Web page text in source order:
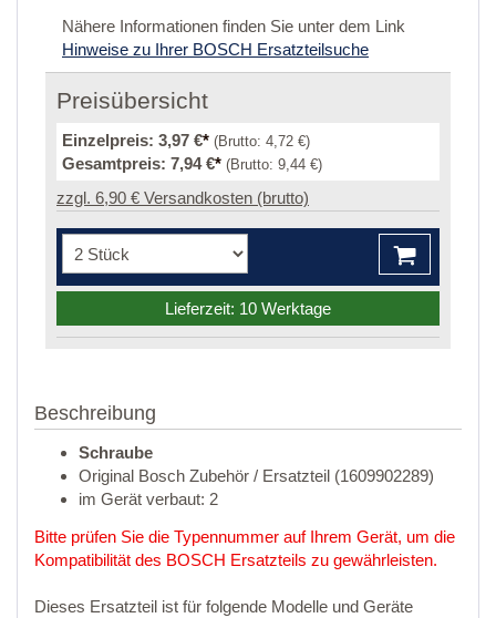
Nähere Informationen finden Sie unter dem Link
Hinweise zu Ihrer BOSCH Ersatzteilsuche
Preisübersicht
Einzelpreis: 3,97 €* (Brutto: 4,72 €)
Gesamtpreis: 7,94 €* (Brutto: 9,44 €)
zzgl. 6,90 € Versandkosten (brutto)
Lieferzeit: 10 Werktage
Beschreibung
Schraube
Original Bosch Zubehör / Ersatzteil (1609902289)
im Gerät verbaut: 2
Bitte prüfen Sie die Typennummer auf Ihrem Gerät, um die
Kompatibilität des BOSCH Ersatzteils zu gewährleisten.
Dieses Ersatzteil ist für folgende Modelle und Geräte